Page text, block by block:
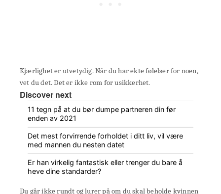
Kjærlighet er utvetydig. Når du har ekte følelser for noen,
vet du det. Det er ikke rom for usikkerhet.
Discover next
11 tegn på at du bør dumpe partneren din før
enden av 2021
Det mest forvirrende forholdet i ditt liv, vil være
med mannen du nesten datet
Er han virkelig fantastisk eller trenger du bare å
heve dine standarder?
Du går ikke rundt og lurer på om du skal beholde kvinnen